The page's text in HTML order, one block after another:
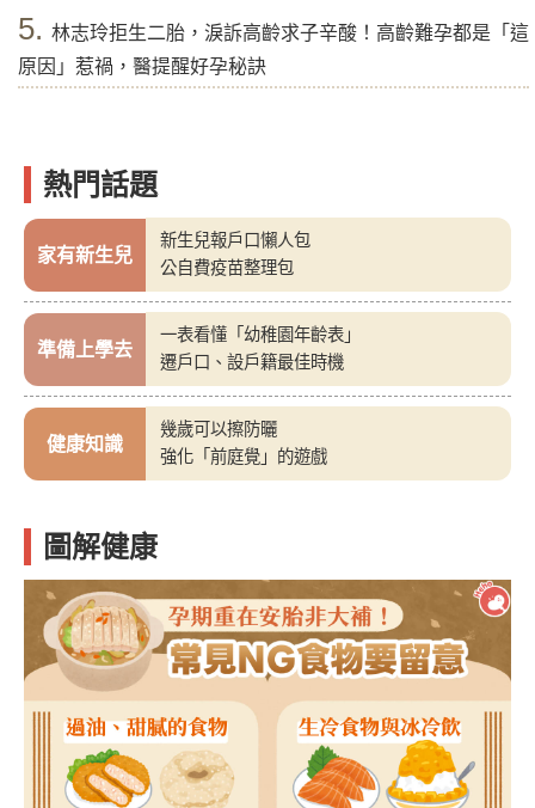
5. 林志玲拒生二胎，淚訴高齡求子辛酸！高齡難孕都是「這
原因」惹禍，醫提醒好孕秘訣
熱門話題
家有新生兒
新生兒報戶口懶人包
公自費疫苗整理包
準備上學去
一表看懂「幼稚園年齡表」
遷戶口、設戶籍最佳時機
健康知識
幾歲可以擦防曬
強化「前庭覺」的遊戲
圖解健康